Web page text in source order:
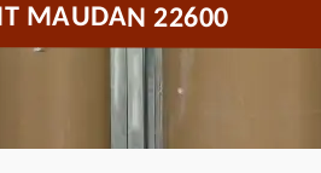
MAUDAN 22600